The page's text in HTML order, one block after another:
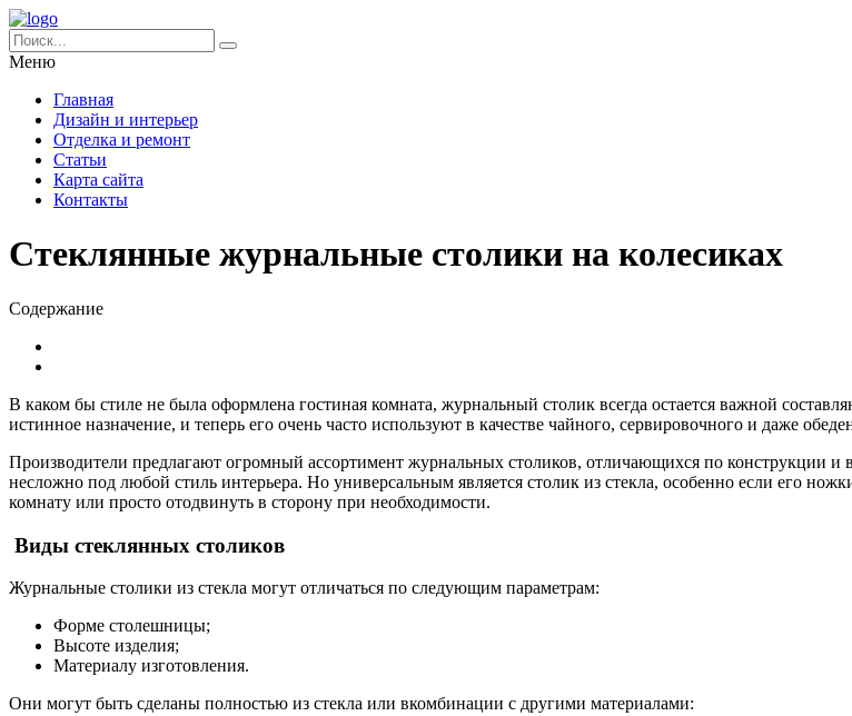
Меню
Главная
Дизайн и интерьер
Отделка и ремонт
Статьи
Карта сайта
Контакты
Стеклянные журнальные столики на колесиках
Содержание
В каком бы стиле не была оформлена гостиная комната, журнальный столик всегда остается важной
истинное назначение, и теперь его очень часто используют в качестве чайного, сервировочного и даже
Производители предлагают огромный ассортимент журнальных столиков, отличающихся по конструкции
несложно под любой стиль интерьера. Но универсальным является столик из стекла, особенно если его
комнату или просто отодвинуть в сторону при необходимости.
Виды стеклянных столиков
Журнальные столики из стекла могут отличаться по следующим параметрам:
Форме столешницы;
Высоте изделия;
Материалу изготовления.
Они могут быть сделаны полностью из стекла или вкомбинации с другими материалами: